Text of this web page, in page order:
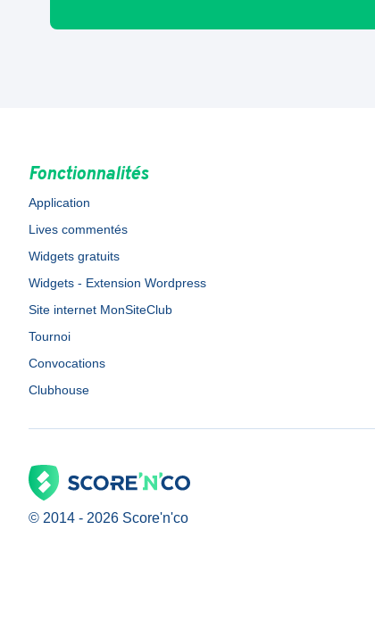
Fonctionnalités
Application
Lives commentés
Widgets gratuits
Widgets - Extension Wordpress
Site internet MonSiteClub
Tournoi
Convocations
Clubhouse
© 2014 - 2026 Score'n'co